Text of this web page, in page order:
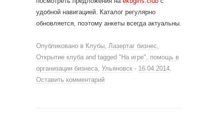
удобной навигацией. Каталог регулярно
обновляется, поэтому анкеты всегда актуальны.
Опубликовано в Клубы, Лазертаг бизнес,
Открытие клуба and tagged "На игре", помощь в
организации бизнеса, Ульяновск - 16.04.2014.
Оставить комментарий